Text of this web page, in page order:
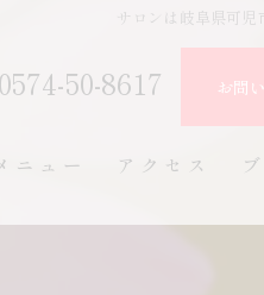
サロンは岐阜県可
0574-50-8617 お問
ニュー アクセス